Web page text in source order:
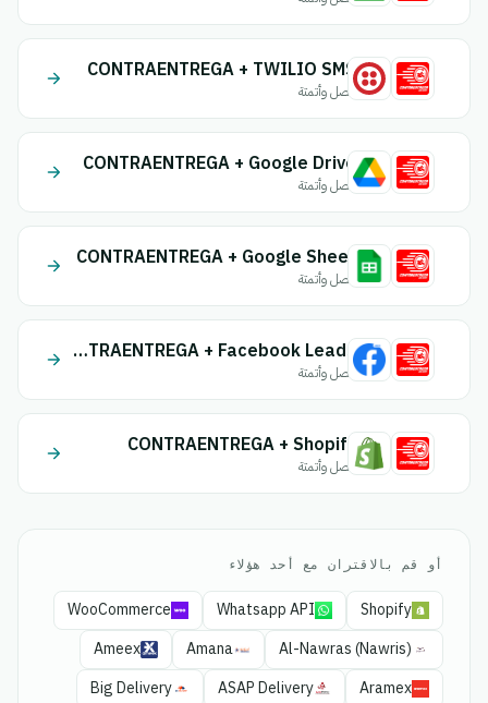
CONTRAENTREGA + TWILIO SMS
اتصل وأتمتة
CONTRAENTREGA + Google Drive
اتصل وأتمتة
CONTRAENTREGA + Google Sheet
اتصل وأتمتة
CONTRAENTREGA + Facebook Leads
اتصل وأتمتة
CONTRAENTREGA + Shopify
اتصل وأتمتة
أو قم بالاقتران مع أحد هؤلاء
Shopify
Whatsapp API
WooCommerce
Al-Nawras (Nawris)
Amana
Ameex
Aramex
ASAP Delivery
Big Delivery